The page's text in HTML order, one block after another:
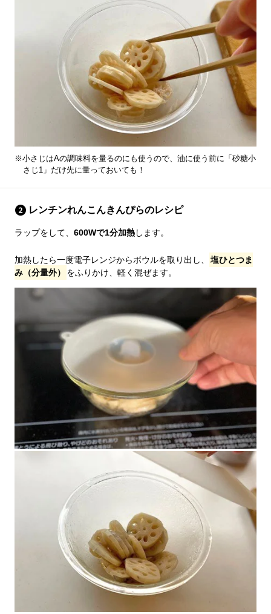
※小さじはAの調味料を量るのにも使うので、油に使う前に「砂糖小
さじ1」だけ先に量っておいても！
レンチンれんこんきんぴらのレシピ
ラップをして、 600Wで1分加熱します。
加熱したら一度電子レンジからボウルを取り出し、
塩ひとつま
み（分量外）
をふりかけ、軽く混ぜます。